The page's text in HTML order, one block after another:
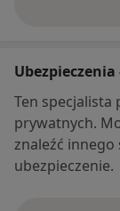
Ten specjalista
prywatnych.
znaleźć
ubezpieczenie.